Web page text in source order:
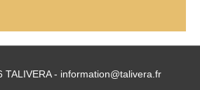
TALIVERA - information@talivera.fr